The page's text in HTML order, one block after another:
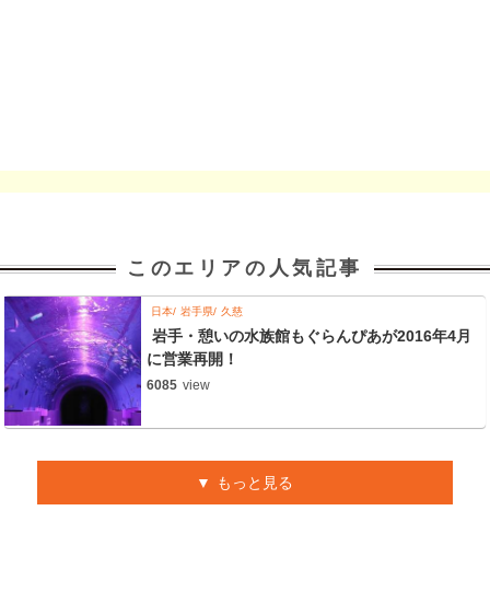
このエリアの人気記事
日本 岩手県 久慈
岩手・憩いの水族館もぐらんぴあが2016年4月
に営業再開！
6085 view
もっと見る